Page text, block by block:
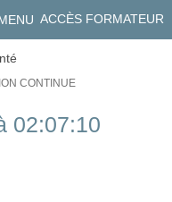
ACCÈS FORMATEUR
CONTINUE
02:07:10